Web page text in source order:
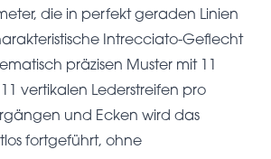
die in perfekt geraden Linien
Intrecciato-Geflecht
präzisen Muster mit 11
vertikalen Lederstreifen pro
und Ecken wird das
fortgeführt, ohne